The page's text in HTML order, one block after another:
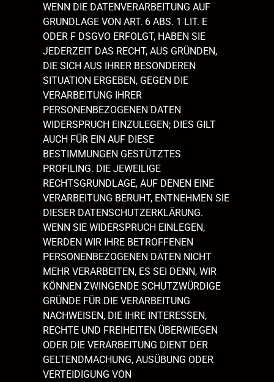
WENN DIE DATENVERARBEITUNG AUF
GRUNDLAGE VON ART. 6 ABS. 1 LIT. E
ODER F DSGVO ERFOLGT, HABEN SIE
JEDERZEIT DAS RECHT, AUS GRÜNDEN,
DIE SICH AUS IHRER BESONDEREN
SITUATION ERGEBEN, GEGEN DIE
VERARBEITUNG IHRER
PERSONENBEZOGENEN DATEN
WIDERSPRUCH EINZULEGEN; DIES GILT
AUCH FÜR EIN AUF DIESE
BESTIMMUNGEN GESTÜTZTES
PROFILING. DIE JEWEILIGE
RECHTSGRUNDLAGE, AUF DENEN EINE
VERARBEITUNG BERUHT, ENTNEHMEN SIE
DIESER DATENSCHUTZERKLÄRUNG.
WENN SIE WIDERSPRUCH EINLEGEN,
WERDEN WIR IHRE BETROFFENEN
PERSONENBEZOGENEN DATEN NICHT
MEHR VERARBEITEN, ES SEI DENN, WIR
KÖNNEN ZWINGENDE SCHUTZWÜRDIGE
GRÜNDE FÜR DIE VERARBEITUNG
NACHWEISEN, DIE IHRE INTERESSEN,
RECHTE UND FREIHEITEN ÜBERWIEGEN
ODER DIE VERARBEITUNG DIENT DER
GELTENDMACHUNG, AUSÜBUNG ODER
VERTEIDIGUNG VON